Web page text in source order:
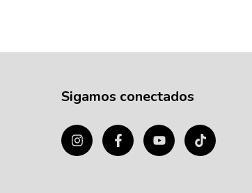
Sigamos conectados